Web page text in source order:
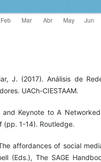
J. (2017). Análisis de
UACh-CIESTAAM.
and Keynote to A
(pp. 1-14). Routledge.
affordances of social
(Eds.), The SAGE